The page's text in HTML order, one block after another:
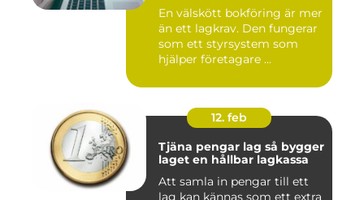
En välskött bokföring är mer
än ett lagkrav. Den fungerar
som ett styrsystem som
hjälper företagare ...
12. feb
Tjäna pengar lag så bygger
laget en hållbar lagkassa
Att samla in pengar till ett
lag kan kännas som ett extra